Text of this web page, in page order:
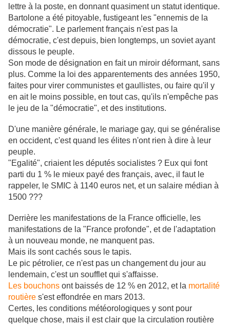
lettre à la poste, en donnant quasiment un statut identique.
Bartolone a été pitoyable, fustigeant les "ennemis de la
démocratie". Le parlement français n'est pas la
démocratie, c'est depuis, bien longtemps, un soviet ayant
dissous le peuple.
Son mode de désignation en fait un miroir déformant, sans
plus. Comme la loi des apparentements des années 1950,
faites pour virer communistes et gaullistes, ou faire qu'il y
en ait le moins possible, en tout cas, qu'ils n'empêche pas
le jeu de la "démocratie", et des institutions.
D'une manière générale, le mariage gay, qui se généralise
en occident, c'est quand les élites n'ont rien à dire à leur
peuple.
"Egalité", criaient les députés socialistes ? Eux qui font
parti du 1 % le mieux payé des français, avec, il faut le
rappeler, le SMIC à 1140 euros net, et un salaire médian à
1500 ???
Derrière les manifestations de la France officielle, les
manifestations de la "France profonde", et de l'adaptation
à un nouveau monde, ne manquent pas.
Mais ils sont cachés sous le tapis.
Le pic pétrolier, ce n'est pas un changement du jour au
lendemain, c'est un soufflet qui s'affaisse.
Les bouchons ont baissés de 12 % en 2012, et la mortalité
routière s'est effondrée en mars 2013.
Certes, les conditions météorologiques y sont pour
quelque chose, mais il est clair que la circulation routière